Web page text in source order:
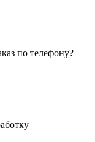
по телефону?